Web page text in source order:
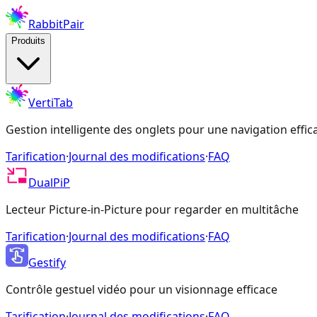
RabbitPair
Produits
VertiTab
Gestion intelligente des onglets pour une navigation
Tarification·Journal des modifications·FAQ
DualPiP
Lecteur Picture-in-Picture pour regarder en multitâche
Tarification·Journal des modifications·FAQ
Gestify
Contrôle gestuel vidéo pour un visionnage efficace